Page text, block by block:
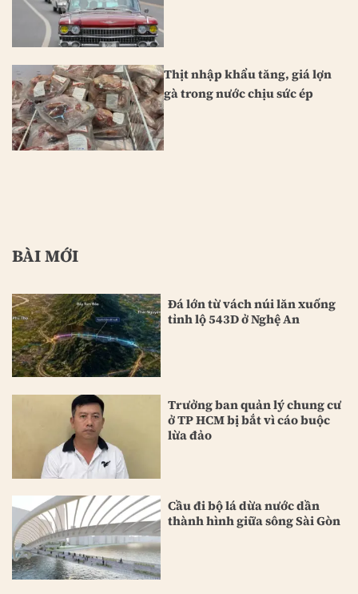
Thịt nhập khẩu tăng, giá lợn
gà trong nước chịu sức ép
BÀI MỚI
Đá lớn từ vách núi lăn xuống
tỉnh lộ 543D ở Nghệ An
Trưởng ban quản lý chung cư
ở TP HCM bị bắt vì cáo buộc
lừa đảo
Cầu đi bộ lá dừa nước dần
thành hình giữa sông Sài Gòn